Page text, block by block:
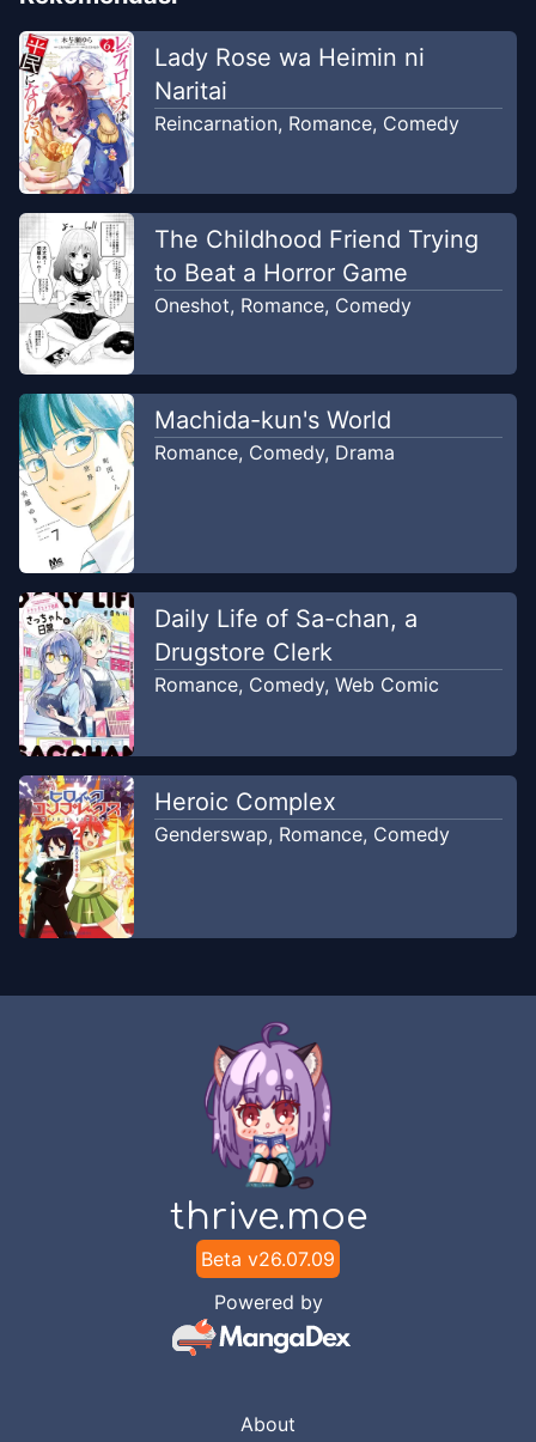
Chapter4
Ponytail yang di
Sebelah
Kyuujuroku Translation
2024
Chapter3-Karena Kamu
Membutuhkanku
Kyuujuroku Translation
Apr 6,
2024
Chapter2-
Aku Ingin Menjadi
Center!
Kyuujuroku Translation
Chapter1-
Aku Pasti akan
Membuatmu Bahagia
Kyuujuroku Translation
Lady Rose wa Heimin ni
Naritai
Reincarnation, Romance, Comedy
The Childhood Friend Trying
to Beat a Horror Game
Oneshot, Romance, Comedy
Machida-kun's World
Romance, Comedy, Drama
Daily Life of Sa-chan, a
Drugstore Clerk
Romance, Comedy, Web Comic
Heroic Complex
Genderswap, Romance, Comedy
thrive.moe
Beta v26.07.09
Powered by
About